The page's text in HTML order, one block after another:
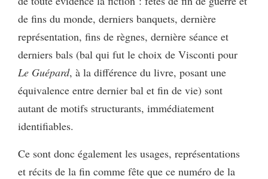
de fins du monde, derniers banquets, dernière
représentation, fins de règnes, dernière séance et
derniers bals (bal qui fut le choix de Visconti pour
Le Guépard, à la différence du livre, posant une
équivalence entre dernier bal et fin de vie) sont
autant de motifs structurants, immédiatement
identifiables.
Ce sont donc également les usages, représentations
et récits de la fin comme fête que ce numéro de la